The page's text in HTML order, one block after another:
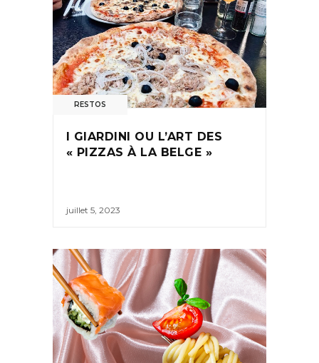
RESTOS
I GIARDINI OU L’ART DES
« PIZZAS À LA BELGE »
juillet 5, 2023